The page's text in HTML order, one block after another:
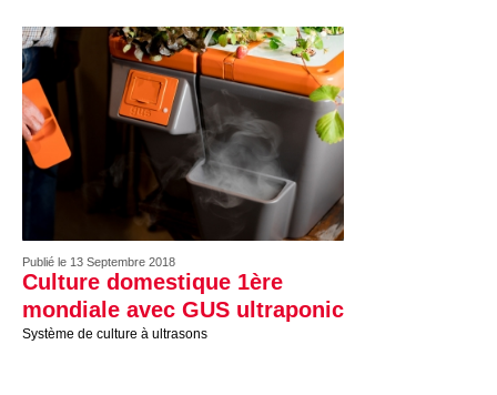
Publié le 13 Septembre 2018
Culture domestique 1ère
mondiale avec GUS ultraponic
Système de culture à ultrasons